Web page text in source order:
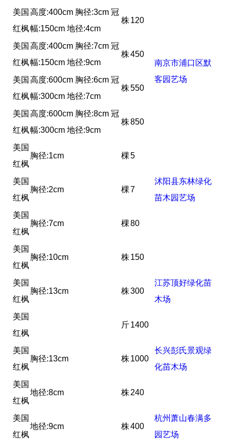
美国
红枫
高度:400cm 胸径:3cm 冠
幅:150cm 地径:4cm
株120
南京市浦口区默
客园艺场
美国
红枫
高度:400cm 胸径:7cm 冠
幅:150cm 地径:9cm
株450
美国
红枫
高度:600cm 胸径:6cm 冠
幅:300cm 地径:7cm
株550
美国
红枫
高度:600cm 胸径:8cm 冠
幅:300cm 地径:9cm
株850
美国
红枫
胸径:1cm 棵5
沭阳县东林绿化
苗木园艺场
美国
红枫
胸径:2cm 棵7
美国
红枫
胸径:7cm 棵80
美国
红枫
胸径:10cm 株150
江苏顶好绿化苗
木场
美国
红枫
胸径:13cm 株300
美国
红枫
斤1400
美国
红枫
胸径:13cm 株1000
长兴彭氏景观绿
化苗木场
美国
红枫
地径:8cm 株240
杭州萧山春满多
园艺场
美国
红枫
地径:9cm 株400